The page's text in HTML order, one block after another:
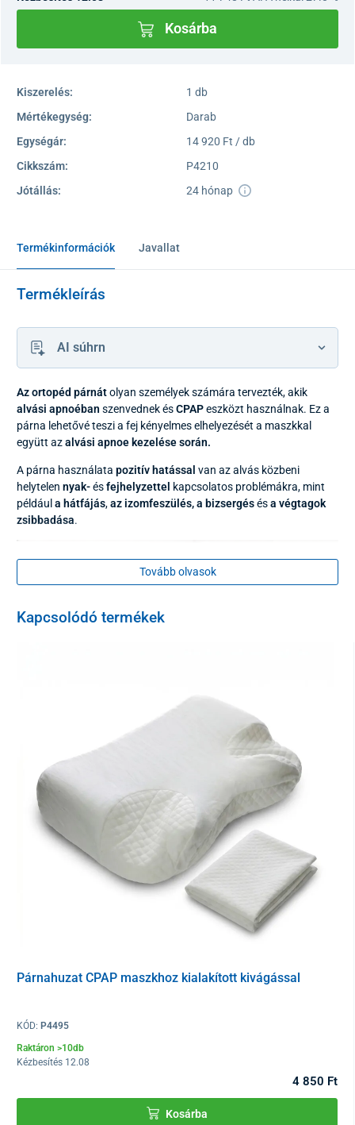
Kosárba
Kiszerelés:
1 db
Mértékegység:
Darab
Egységár:
14 920 Ft / db
Cikkszám:
P4210
Jótállás:
24 hónap
Termékinformációk Javallat
Termékleírás
AI súhrn
Az ortopéd párnátolyan személyek számára tervezték, akik
alvási apnoéban szenvednek ésCPAPeszközt használnak. Ez a
párna lehetővé teszi a fej kényelmes elhelyezését a maszkkal
együtt azalvási apnoe kezelése során.
A párna használata pozitív hatással van az alvás közbeni
helytelen nyak-ésfejhelyzettel kapcsolatos problémákra, mint
példáula hátfájás,az izomfeszülés,a bizsergésésa végtagok
zsibbadása.
Előnyök:
A párna speciális kivágásai lehetővé teszik
a maszk
viselését.
A párnához jó minőségű puha anyagból készült cipzáras
párnahuzat tartozik, kiváló légáteresztő képességgel.
Párnahuzat: 90% pamut, 10% poliészter
Tovább olvasok
Kapcsolódó termékek
Párnahuzat CPAP maszkhoz kialakított kivágással
KÓD: P4495
Raktáron >10db
Kézbesítés 12.08
4 850 Ft
Kosárba